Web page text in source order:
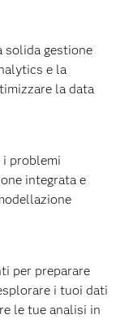
gestione
e la
la data
problemi
integrata e
per preparare
i tuoi dati
le tue analisi in